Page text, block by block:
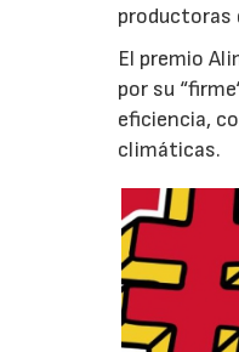
productoras
El premio
por su
eficiencia,
climáticas.